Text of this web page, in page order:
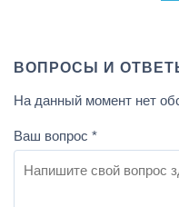
ВОПРОСЫ И
На данный момент нет
Ваш вопрос *